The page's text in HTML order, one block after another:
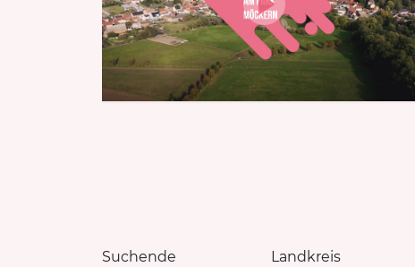
Suchende Landkreis